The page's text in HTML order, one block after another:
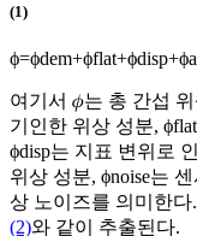
(1)
ϕ=ϕdem+ϕflat+ϕdisp+ϕa
여기서 𝜙는 총 간섭
기인한 위상 성분, ϕflat
ϕdisp는 지표 변위로
위상 성분, ϕnoise는
상 노이즈를 의미한
(2)와 같이 추출된다.